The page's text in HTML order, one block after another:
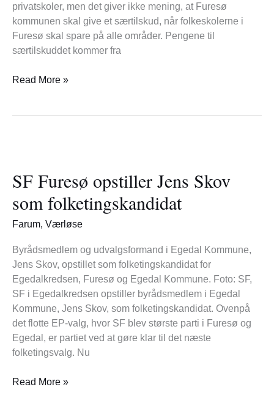
privatskoler, men det giver ikke mening, at Furesø
kommunen skal give et særtilskud, når folkeskolerne i
Furesø skal spare på alle områder. Pengene til
særtilskuddet kommer fra
Read More »
SF Furesø opstiller Jens Skov
som folketingskandidat
Farum, Værløse
Byrådsmedlem og udvalgsformand i Egedal Kommune,
Jens Skov, opstillet som folketingskandidat for
Egedalkredsen, Furesø og Egedal Kommune. Foto: SF,
SF i Egedalkredsen opstiller byrådsmedlem i Egedal
Kommune, Jens Skov, som folketingskandidat. Ovenpå
det flotte EP-valg, hvor SF blev største parti i Furesø og
Egedal, er partiet ved at gøre klar til det næste
folketingsvalg. Nu
opstiller
Jens
Skov
som
Read More »